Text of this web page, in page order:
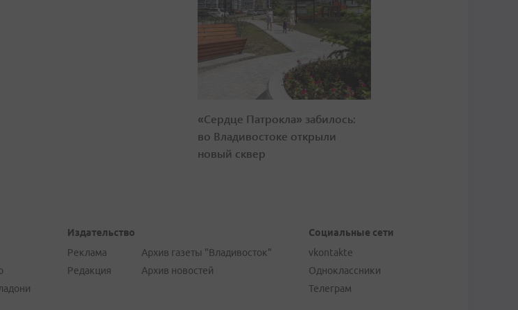
«Сердце Патрокла» забилось:
во Владивостоке открыли
новый сквер
Издательство
Реклама
Редакция
Архив газеты "Владивосток"
Архив новостей
Социальные сети
vkontakte
Одноклассники
Телеграм